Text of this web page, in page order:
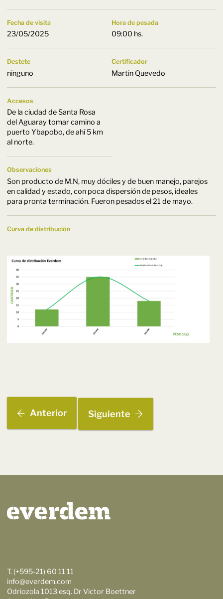
Fecha de visita
23/05/2025
Hora de pesada
09:00 hs.
Destete
ninguno
Certificador
Martin Quevedo
Accesos
De la ciudad de Santa Rosa
del Aguaray tomar camino a
puerto Ybapobo, de ahí 5 km
al norte.
Observaciones
Son producto de M.N, muy dóciles y de buen manejo, parejos
en calidad y estado, con poca dispersión de pesos, ideales
para pronta terminación. Fueron pesados el 21 de mayo.
Curva de distribución
Anterior Siguiente
T. (+595-21) 60 11 11
info@everdem.com
Odriozola 1013 esq. Dr Victor Boettner